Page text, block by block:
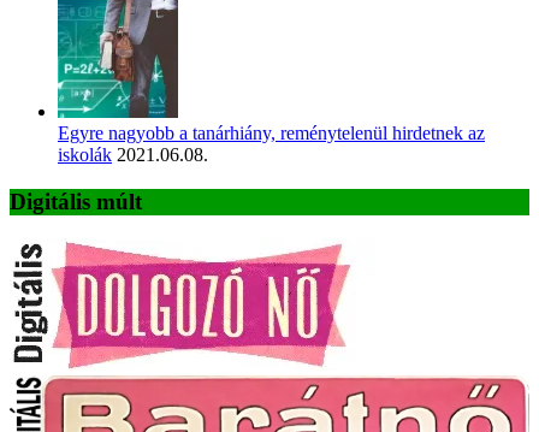
Egyre nagyobb a tanárhiány, reménytelenül hirdetnek az
iskolák 2021.06.08.
Digitális múlt